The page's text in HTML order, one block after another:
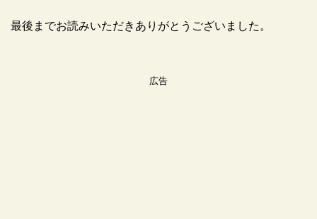
最後までお読みいただきありがとうございました。
広告